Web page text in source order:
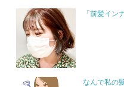
「前髪イン
なんで私の